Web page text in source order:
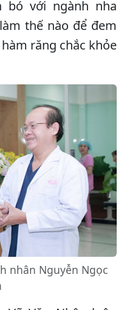
bó với ngành nha
thế nào để đem
răng chắc khỏe
nhân Nguyễn Ngọc